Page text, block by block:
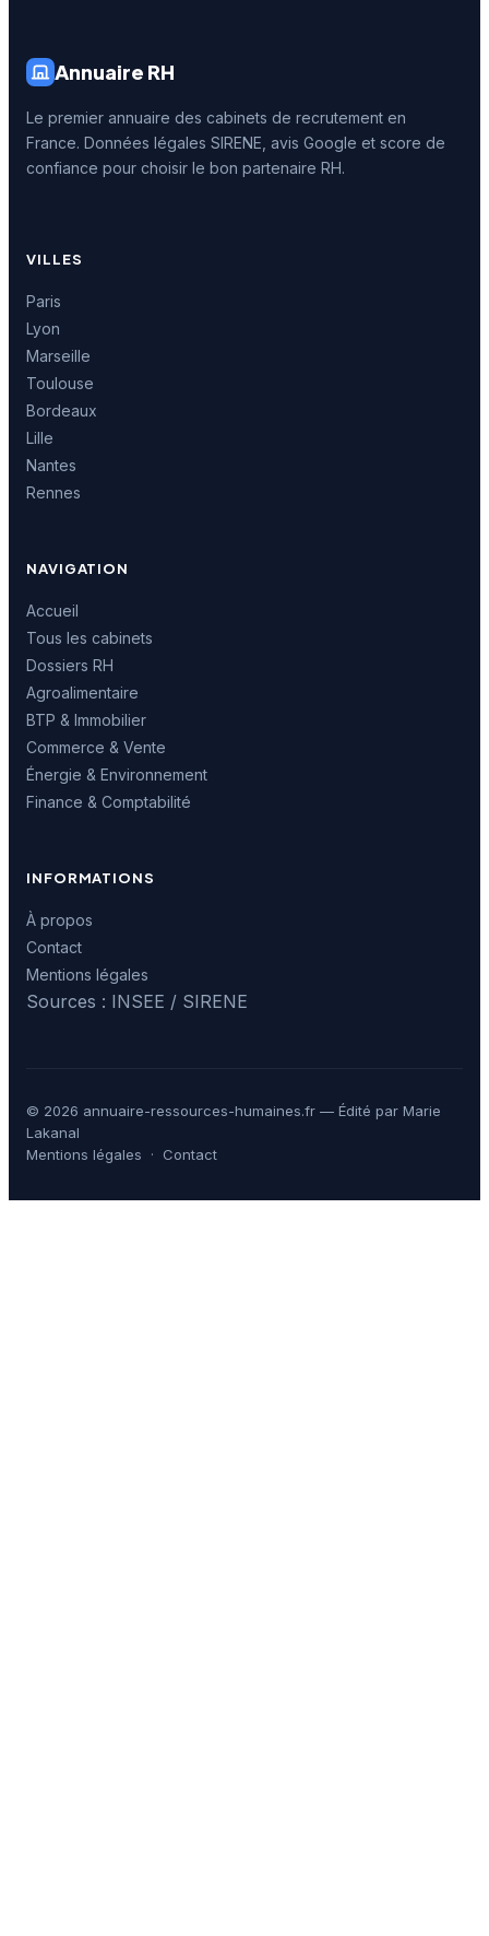
Annuaire RH
Le premier annuaire des cabinets de recrutement en
France. Données légales SIRENE, avis Google et score de
confiance pour choisir le bon partenaire RH.
VILLES
Paris
Lyon
Marseille
Toulouse
Bordeaux
Lille
Nantes
Rennes
NAVIGATION
Accueil
Tous les cabinets
Dossiers RH
Agroalimentaire
BTP & Immobilier
Commerce & Vente
Énergie & Environnement
Finance & Comptabilité
INFORMATIONS
À propos
Contact
Mentions légales
Sources : INSEE / SIRENE
© 2026 annuaire-ressources-humaines.fr — Édité par Marie
Lakanal
Mentions légales · Contact